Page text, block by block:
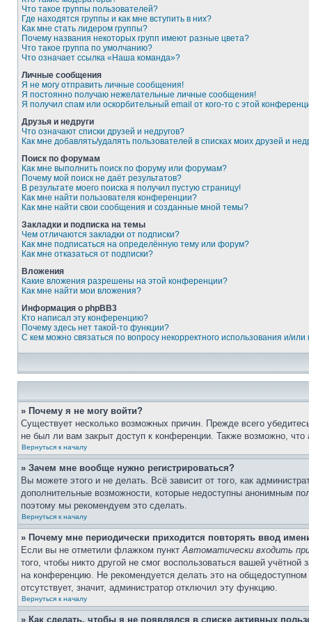
Что такое группы пользователей?
Где находятся группы и как мне вступить в них?
Как мне стать лидером группы?
Почему названия некоторых групп имеют разные цвета?
Что такое группа по умолчанию?
Что означает ссылка «Наша команда»?
Личные сообщения
Я не могу отправить личные сообщения!
Я постоянно получаю нежелательные личные сообщения!
Я получил спам или оскорбительный email от кого-то с этой
Друзья и недруги
Что означают списки друзей и недругов?
Как мне добавлять/удалять пользователей в списках моих друзей и
Поиск по форумам
Как мне выполнить поиск по форуму или форумам?
Почему мой поиск не даёт результатов?
В результате моего поиска я получил пустую страницу!
Как мне найти пользователя конференции?
Как мне найти свои сообщения и созданные мной темы?
Закладки и подписка на темы
Чем отличаются закладки от подписки?
Как мне подписаться на определённую тему или форум?
Как мне отказаться от подписки?
Вложения
Какие вложения разрешены на этой конференции?
Как мне найти мои вложения?
Информация о phpBB3
Кто написал эту конференцию?
Почему здесь нет такой-то функции?
С кем можно связаться по вопросу некорректного использования и/
» Почему я не могу войти?
Существует несколько возможных причин. Прежде всего
не был ли вам закрыт доступ к конференции. Также возможно,
Вернуться к началу
» Зачем мне вообще нужно регистрироваться?
Вы можете этого и не делать. Всё зависит от того, как
дополнительные возможности, которые недоступны анонимным
поэтому мы рекомендуем это сделать.
Вернуться к началу
» Почему мне периодически приходится повторять ввод
Если вы не отметили флажком пунктАвтоматически входить
того, чтобы никто другой не смог воспользоваться вашей
на конференцию. Не рекомендуется делать это на
отсутствует, значит, администратор отключил эту функцию.
Вернуться к началу
» Как сделать, чтобы я не появлялся в списке активных